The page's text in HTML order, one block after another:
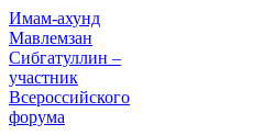
Имам-ахунд
Мавлемзан
Сибгатуллин –
участник
Всероссийского
форума